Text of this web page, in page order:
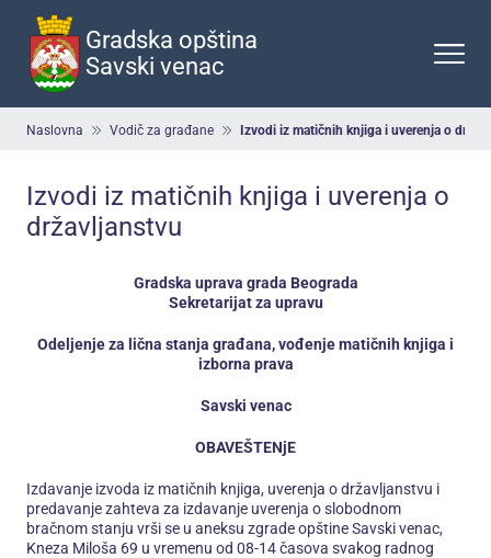
Preskoči
glavni
sadržaja
Gradska opština
Savski venac
Breadcrumb
Naslovna Vodič za građane Izvodi iz matičnih knjiga i uverenja o
Izvodi iz matičnih knjiga i uverenja o
državljanstvu
Gradska uprava grada Beograda
Sekretarijat za upravu
Odeljenje za lična stanja građana, vođenje matičnih knjiga i
izborna prava
Savski venac
OBAVEŠTENjE
Izdavanje izvoda iz matičnih knjiga, uverenja o državljanstvu i
predavanje zahteva za izdavanje uverenja o slobodnom
bračnom stanju vrši se u aneksu zgrade opštine Savski venac,
Kneza Miloša 69 u vremenu od 08-14 časova svakog radnog